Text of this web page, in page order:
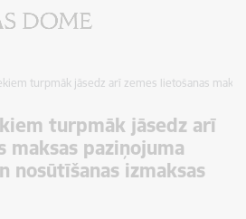
turpmāk jāsedz arī zemes lietošanas
turpmāk jāsedz arī
maksas paziņojuma
nosūtīšanas izmaksas